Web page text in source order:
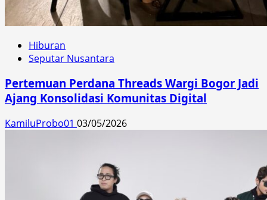
Hiburan
Seputar Nusantara
Pertemuan Perdana Threads Wargi Bogor Jadi
Ajang Konsolidasi Komunitas Digital
KamiluProbo01 03/05/2026